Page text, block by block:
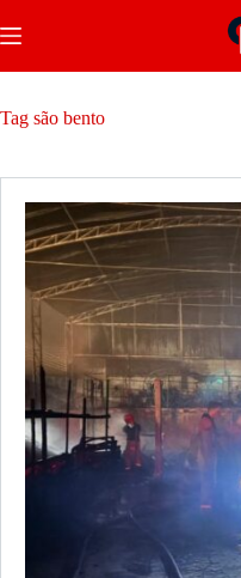
Tag são bento